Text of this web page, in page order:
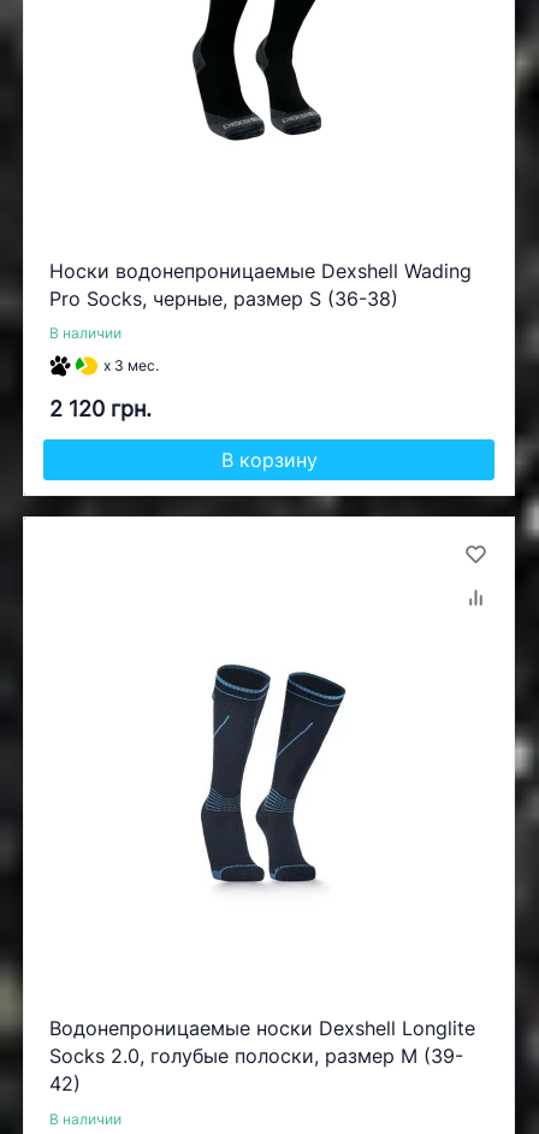
Носки водонепроницаемые Dexshell Wading
Pro Socks, черные, размер S (36-38)
В наличии
x 3 мес.
2 120 грн.
В корзину
Водонепроницаемые носки Dexshell Longlite
Socks 2.0, голубые полоски, размер M (39-
42)
В наличии